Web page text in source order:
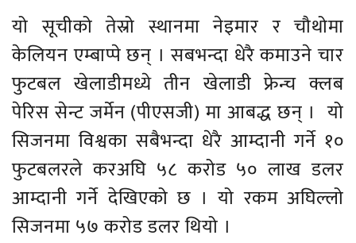
यो सूचीको तेस्रो स्थानमा नेइमार र चौथोमा
केलियन एम्बाप्पे छन् । सबभन्दा धेरै कमाउने चार
फुटबल खेलाडीमध्ये तीन खेलाडी फ्रेन्च क्लब
पेरिस सेन्ट जर्मेन (पीएसजी) मा आबद्ध छन् । यो
सिजनमा विश्वका सबैभन्दा धेरै आम्दानी गर्ने १०
फुटबलरले करअघि ५८ करोड ५० लाख डलर
आम्दानी गर्ने देखिएको छ । यो रकम अघिल्लो
सिजनमा ५७ करोड डलर थियो ।